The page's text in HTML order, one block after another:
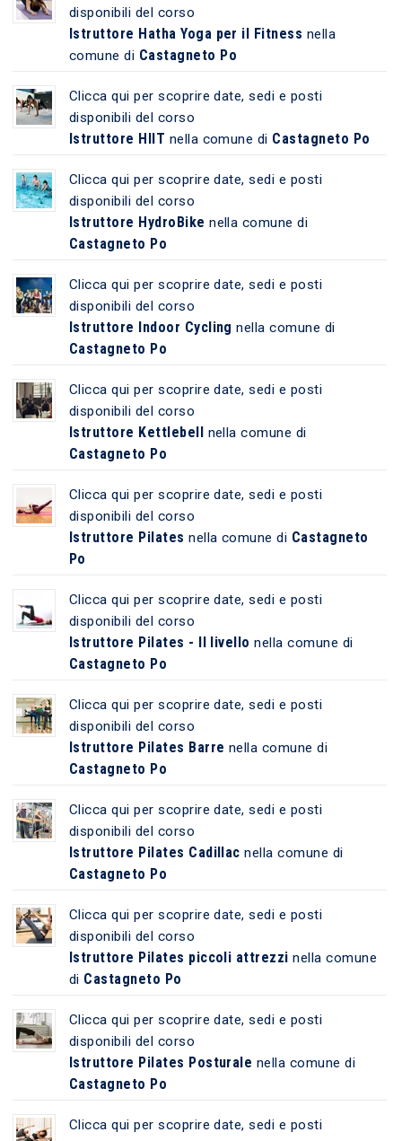
disponibili del corso
Istruttore Hatha Yoga per il Fitness nella
comune di Castagneto Po
Clicca qui per scoprire date, sedi e posti
disponibili del corso
Istruttore HIIT nella comune di Castagneto Po
Clicca qui per scoprire date, sedi e posti
disponibili del corso
Istruttore HydroBike nella comune di
Castagneto Po
Clicca qui per scoprire date, sedi e posti
disponibili del corso
Istruttore Indoor Cycling nella comune di
Castagneto Po
Clicca qui per scoprire date, sedi e posti
disponibili del corso
Istruttore Kettlebell nella comune di
Castagneto Po
Clicca qui per scoprire date, sedi e posti
disponibili del corso
Istruttore Pilates nella comune di Castagneto
Po
Clicca qui per scoprire date, sedi e posti
disponibili del corso
Istruttore Pilates - II livello nella comune di
Castagneto Po
Clicca qui per scoprire date, sedi e posti
disponibili del corso
Istruttore Pilates Barre nella comune di
Castagneto Po
Clicca qui per scoprire date, sedi e posti
disponibili del corso
Istruttore Pilates Cadillac nella comune di
Castagneto Po
Clicca qui per scoprire date, sedi e posti
disponibili del corso
Istruttore Pilates piccoli attrezzi nella comune
di Castagneto Po
Clicca qui per scoprire date, sedi e posti
disponibili del corso
Istruttore Pilates Posturale nella comune di
Castagneto Po
Clicca qui per scoprire date, sedi e posti